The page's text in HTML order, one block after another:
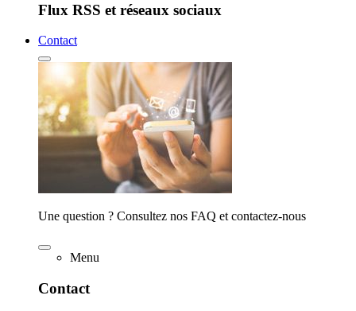
Flux RSS et réseaux sociaux
Contact
Une question ? Consultez nos FAQ et contactez-nous
Menu
Contact